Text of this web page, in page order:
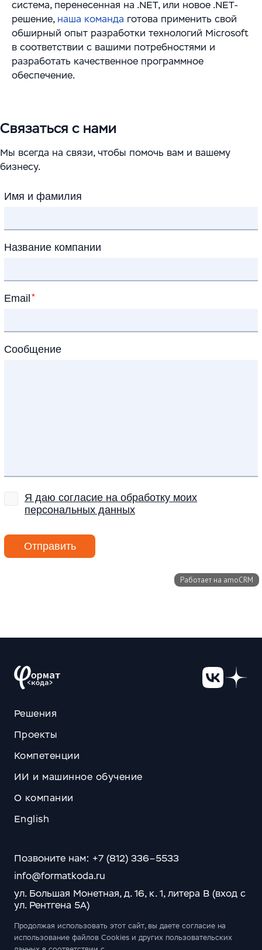
система, перенесенная на .NET, или новое .NET-
решение, наша команда готова применить свой
обширный опыт разработки технологий Microsoft
в соответствии с вашими потребностями и
разработать качественное программное
обеспечение.
Связаться с нами
Мы всегда на связи, чтобы помочь вам и вашему
бизнесу.
Решения
Проекты
Компетенции
ИИ и машинное обучение
О компании
English
Позвоните нам: +7 (812) 336–5533
info@formatkoda.ru
ул. Большая Монетная, д. 16, к. 1, литера В (вход с
ул. Рентгена 5А)
Продолжая использовать этот сайт, вы даете согласие на
использование файлов Cookies и других пользовательских